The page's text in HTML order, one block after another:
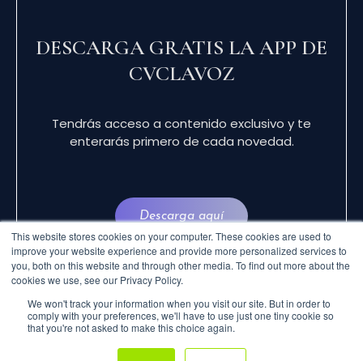
This website stores cookies on your computer. These cookies are used to
improve your website experience and provide more personalized services to
you, both on this website and through other media. To find out more about the
cookies we use, see our Privacy Policy.
We won't track your information when you visit our site. But in order to
comply with your preferences, we'll have to use just one tiny cookie so
that you're not asked to make this choice again.
DESCARGA GRATIS LA APP DE
CVCLAVOZ
Tendrás acceso a contenido exclusivo y te
enterarás primero de cada novedad.
Descarga aquí
© 2024 CVCLAVOZ . TODOS LOS DERECHOS